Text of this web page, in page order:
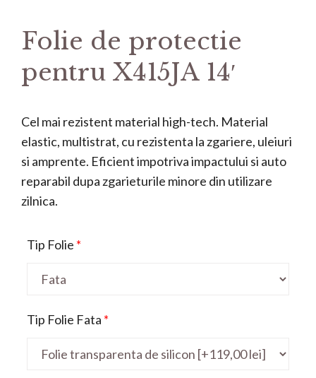
Folie de protectie
pentru X415JA 14′
Cel mai rezistent material high-tech. Material
elastic, multistrat, cu rezistenta la zgariere, uleiuri
si amprente. Eficient impotriva impactului si auto
reparabil dupa zgarieturile minore din utilizare
zilnica.
Tip Folie *
Tip Folie Fata *